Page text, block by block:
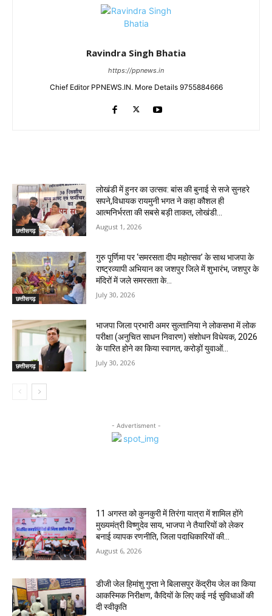
Ravindra Singh Bhatia
https://ppnews.in
Chief Editor PPNEWS.IN. More Details 9755884666
छत्तीसगढ़
लोखंडी में हुनर का उत्सव: बांस की बुनाई से सजे सुनहरे
सपने,विधायक रायमुनी भगत ने कहा कौशल ही
आत्मनिर्भरता की सबसे बड़ी ताकत, लोखंडी...
August 1, 2026
छत्तीसगढ़
गुरु पूर्णिमा पर ‘समरसता दीप महोत्सव’ के साथ भाजपा के
राष्ट्रव्यापी अभियान का जशपुर जिले में शुभारंभ, जशपुर के
मंदिरों में जले समरसता के...
July 30, 2026
छत्तीसगढ़
भाजपा जिला प्रभारी अमर सुल्तानिया ने लोकसभा में लोक
परीक्षा (अनुचित साधन निवारण) संशोधन विधेयक, 2026
के पारित होने का किया स्वागत, करोड़ों युवाओं...
July 30, 2026
- Advertisment -
11 अगस्त को कुनकुरी में तिरंगा यात्रा में शामिल होंगे
मुख्यमंत्री विष्णुदेव साय, भाजपा ने तैयारियों को लेकर
बनाई व्यापक रणनीति, जिला पदाधिकारियों की...
August 6, 2026
डीजी जेल हिमांशु गुप्ता ने बिलासपुर केंद्रीय जेल का किया
आकस्मिक निरीक्षण, कैदियों के लिए कई नई सुविधाओं की
दी स्वीकृति